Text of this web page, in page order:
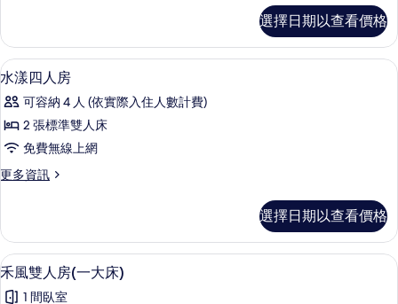
的
所
有
相
片
四
人
房
詳
情
選擇日期以查看價格
顯
示
水
漾
人
的
所
有
相
1 間臥室、書桌、遮光布/窗簾、免費
12
水漾四人房
可容納 4 人 (依實際入住人數計費)
2 張標準雙人床
免費無線上網
更多資訊
更
四
人
房
選擇日期以查看價格
顯
示
禾風雙人房(一大床) | 1 間臥室、書桌
3
禾風雙人房(一大床)
1 間臥室